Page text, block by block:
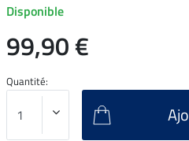
Disponible
99,90 €
Quantité: